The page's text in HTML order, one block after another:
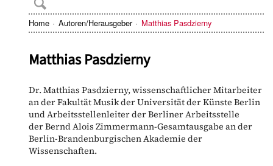
Home Autoren/Herausgeber Matthias Pasdzierny
Matthias Pasdzierny
Dr. Matthias Pasdzierny, wissenschaftlicher Mitarbeiter
an der Fakultät Musik der Universität der Künste Berlin
und Arbeitsstellenleiter der Berliner Arbeitsstelle
der Bernd Alois Zimmermann-Gesamtausgabe an der
Berlin-Brandenburgischen Akademie der
Wissenschaften.